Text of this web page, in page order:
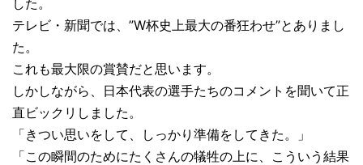
した。
テレビ・新聞では、”W杯史上最大の番狂わせ”とありまし
た。
これも最大限の賞賛だと思います。
しかしながら、日本代表の選手たちのコメントを聞いて正
直ビックリしました。
「きつい思いをして、しっかり準備をしてきた。」
「この瞬間のためにたくさんの犠牲の上に、こういう結果